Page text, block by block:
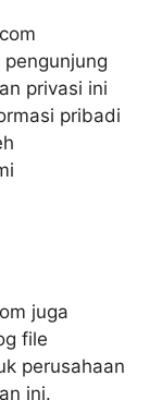
privasi ini
pribadi
juga
file
perusahaan
ini.